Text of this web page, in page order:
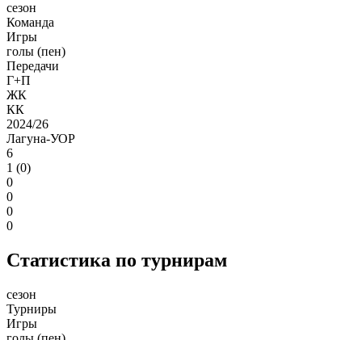
сезон
Команда
Игры
голы (пен)
Передачи
Г+П
ЖК
КК
2024/26
Лагуна-УОР
6
1 (0)
0
0
0
0
Статистика по турнирам
сезон
Турниры
Игры